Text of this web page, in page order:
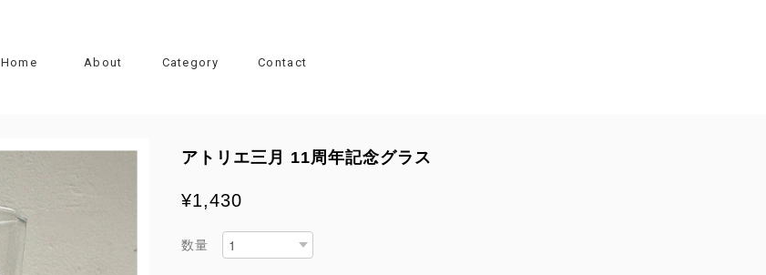
Home About Category Contact
アトリエ三月 11周年記念グラス
¥1,430
数量